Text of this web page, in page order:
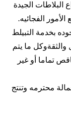
البلاطات الجيدة
الفجائيه.
بخدمة التبيلط
والثقةوكل ما يتم
تماما أو غير
محترمه وتنتج